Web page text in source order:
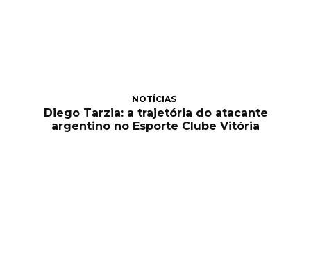
NOTÍCIAS
Diego Tarzia: a trajetória do atacante
argentino no Esporte Clube Vitória